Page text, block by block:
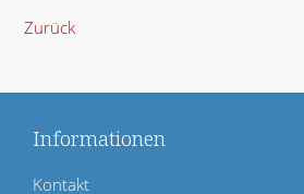
Zurück
Informationen
N
Kontakt